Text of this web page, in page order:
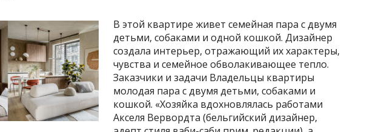
В этой квартире живет семейная пара с двумя
детьми, собаками и одной кошкой. Дизайнер
создала интерьер, отражающий их характеры,
чувства и семейное обволакивающее тепло.
Заказчики и задачи Владельцы квартиры
молодая пара с двумя детьми, собаками и
кошкой. «Хозяйка вдохновлялась работами
Акселя Вервордта (бельгийский дизайнер,